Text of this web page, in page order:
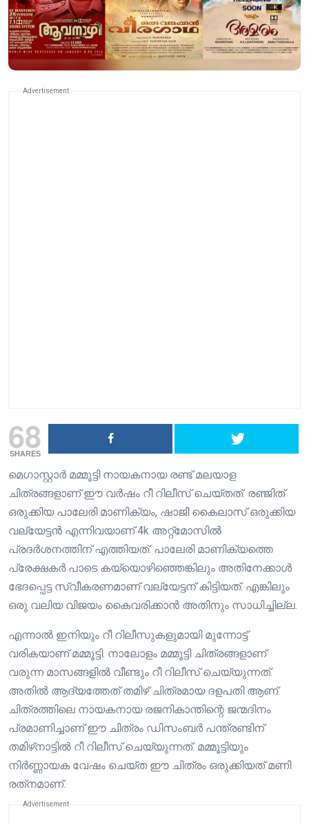
Advertisement
68
SHARES
മെഗാസ്റ്റാർ മമ്മൂട്ടി നായകനായ രണ്ട് മലയാള
ചിത്രങ്ങളാണ് ഈ വർഷം റീ റിലീസ് ചെയ്‌തത്. രഞ്ജിത്
ഒരുക്കിയ പാലേരി മാണിക്യം, ഷാജി കൈലാസ് ഒരുക്കിയ
വല്യേട്ടൻ എന്നിവയാണ് 4k അറ്റ്മോസിൽ
പ്രദർശനത്തിന് എത്തിയത്. പാലേരി മാണിക്യത്തെ
പ്രേക്ഷകർ പാടെ കയ്യൊഴിഞ്ഞെങ്കിലും അതിനേക്കാൾ
ഭേദപ്പെട്ട സ്വീകരണമാണ് വല്യേട്ടന് കിട്ടിയത്. എങ്കിലും
ഒരു വലിയ വിജയം കൈവരിക്കാൻ അതിനും സാധിച്ചില്ല.
എന്നാൽ ഇനിയും റീ റിലീസുകളുമായി മുന്നോട്ട്
വരികയാണ് മമ്മൂട്ടി. നാലോളം മമ്മൂട്ടി ചിത്രങ്ങളാണ്
വരുന്ന മാസങ്ങളിൽ വീണ്ടും റീ റിലീസ് ചെയ്യുന്നത്.
അതിൽ ആദ്യത്തേത് തമിഴ് ചിത്രമായ ദളപതി ആണ്.
ചിത്രത്തിലെ നായകനായ രജനികാന്തിന്റെ ജന്മദിനം
പ്രമാണിച്ചാണ് ഈ ചിത്രം ഡിസംബർ പന്ത്രണ്ടിന്
തമിഴ്‌നാട്ടിൽ റീ റിലീസ് ചെയ്യുന്നത്. മമ്മൂട്ടിയും
നിർണ്ണായക വേഷം ചെയ്ത ഈ ചിത്രം ഒരുക്കിയത് മണി
രത്‌നമാണ്.
Advertisement